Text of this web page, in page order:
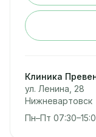
Клиника
ул. Ленина, 28
Нижневартовск
Пн–Пт